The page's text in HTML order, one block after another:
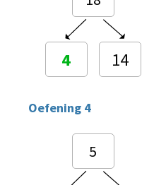
4 14
Oefening 4
5